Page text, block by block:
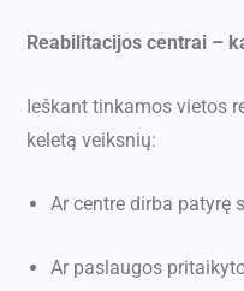
Reabilitacijos centrai –
Ieškant tinkamos vietos
keletą veiksnių:
Ar centre dirba patyrę
Ar paslaugos